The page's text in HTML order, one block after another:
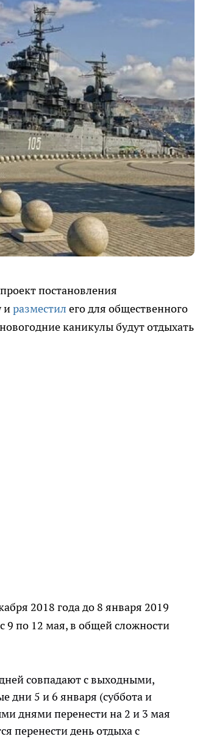
постановления
иразместил его для общественного
каникулы будут отдыхать
2018 года до 8 января 2019
9 по 12 мая, в общей сложности
совпадают с выходными,
дни 5 и 6 января (суббота и
днями перенести на 2 и 3 мая
перенести день отдыха с